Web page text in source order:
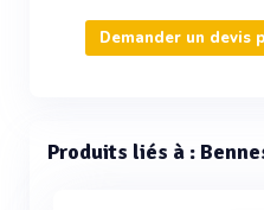
Demander un devis
Produits liés à :